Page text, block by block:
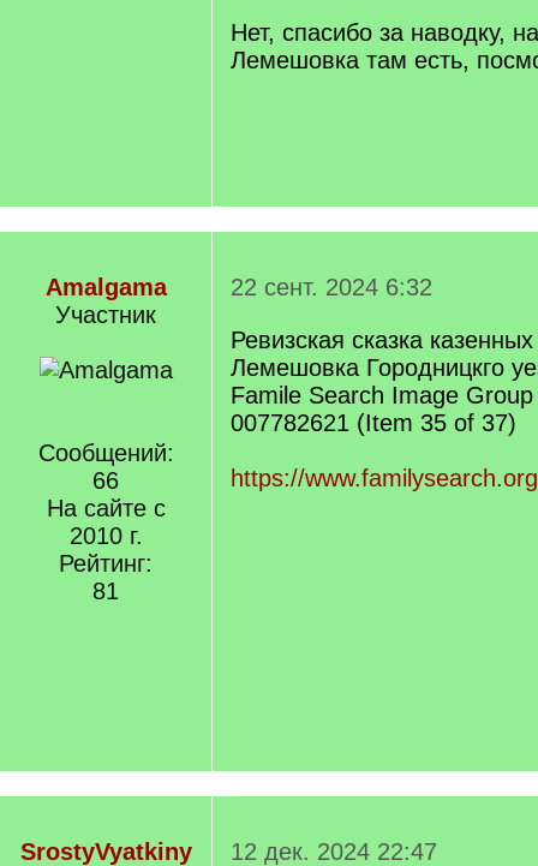
Нет, спасибо за наводку,
Лемешовка там есть,
Amalgama
Участник
Сообщений:
66
На сайте с
2010 г.
Рейтинг:
81
22 сент. 2024 6:32
Ревизская сказка
Лемешовка Городницкго
Famile Search Image
007782621 (Item 35 of 37)
https://
SrostyVyatkiny
12 дек. 2024 22:47